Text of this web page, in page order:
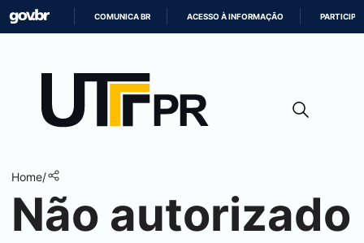
CONTEÚDO
COMUNICA BR ACESSO À INFORMAÇÃO PARTICIPE
Home/
Não autorizado